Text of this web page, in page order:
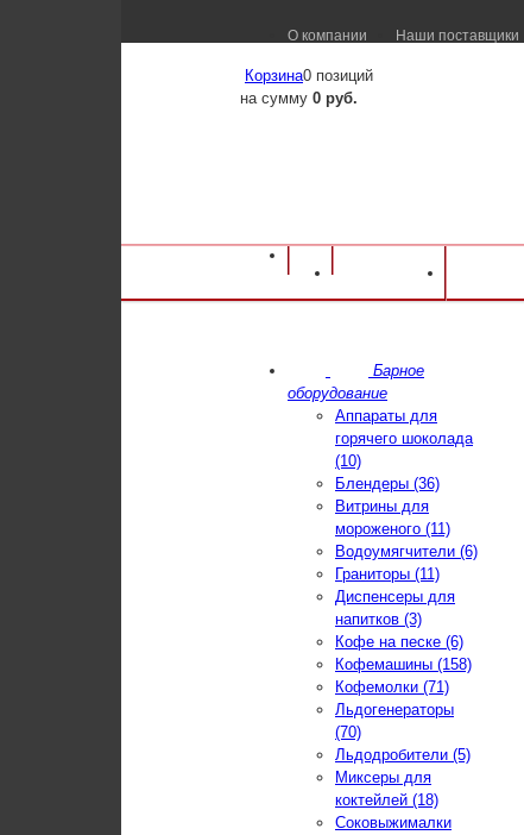
О компании Наши поставщики
Корзина0 позиций
на сумму 0 руб.
Оборудование для ресторанов и кафе
Барное
оборудование
Аппараты для
горячего шоколада
(10)
Блендеры (36)
Витрины для
мороженого (11)
Водоумягчители (6)
Граниторы (11)
Диспенсеры для
напитков (3)
Кофе на песке (6)
Кофемашины (158)
Кофемолки (71)
Льдогенераторы
(70)
Льдодробители (5)
Миксеры для
коктейлей (18)
Соковыжималки